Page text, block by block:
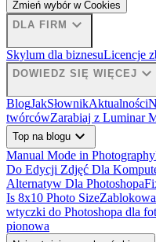
Zmień wybór w Cookies
DLA FIRM expand_more
Skylum dla biznesuLicencje
DOWIEDZ SIĘ WIĘCEJ expand_more
BlogJakSłownikAktualności
twórcówZarabiaj z Luminar
Top na blogu expand_more
Manual Mode in Photography
Do Edycji Zdjęć Dla
Alternatyw Dla Photoshopa
Is 8x10 Photo Size
wtyczki do Photoshopa dla
pionowa